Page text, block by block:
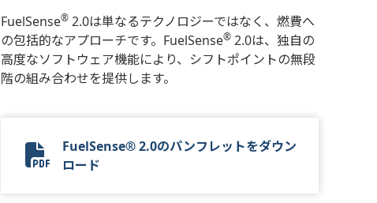
FuelSense® 2.0は単なるテクノロジーではなく、燃費へ
の包括的なアプローチです。FuelSense® 2.0は、独自の
高度なソフトウェア機能により、シフトポイントの無段
階の組み合わせを提供します。
FuelSense 2.0 Flyer
FuelSense® 2.0のパンフレットをダウン
ロード